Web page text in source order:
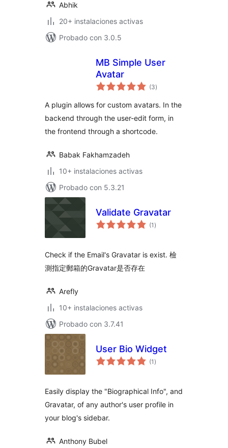
Abhik
20+ instalaciones activas
Probado con 3.0.5
MB Simple User
Avatar
(3total
de
)
A plugin allows for custom avatars. In the
backend through the user-edit form, in
the frontend through a shortcode.
Babak Fakhamzadeh
10+ instalaciones activas
Probado con 5.3.21
Validate Gravatar
(1 total
de
)
Check if the Email's Gravatar is exist. 檢
測指定郵箱的Gravatar是否存在
Arefly
10+ instalaciones activas
Probado con 3.7.41
User Bio Widget
(1 total
de
)
Easily display the "Biographical Info", and
Gravatar, of any author's user profile in
your blog's sidebar.
Anthony Bubel